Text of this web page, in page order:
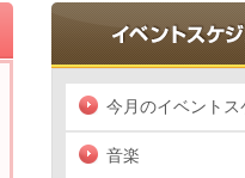
今月のイベントス
音楽